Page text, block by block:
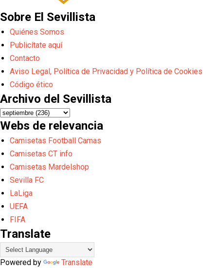
Sobre El Sevillista
Quiénes Somos
Publicítate aquí
Contacto
Aviso Legal, Política de Privacidad y Política de Cookies
Código ético
Archivo del Sevillista
Webs de relevancia
Camisetas Football Camas
Camisetas CT info
Camisetas Mardelshop
Sevilla FC
LaLiga
UEFA
FIFA
Translate
Powered by
Translate